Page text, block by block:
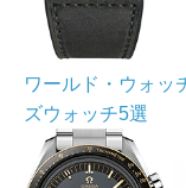
ワールド・ウォッ
ズウォッチ5選